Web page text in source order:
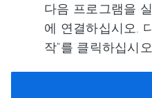
다음 프로그램을
에 연결하십시오.
작"를 클릭하십시오.